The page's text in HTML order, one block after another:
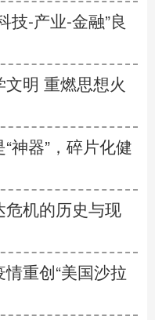
技-产业-金融”良
文明 重燃思想火
神器”，碎片化健
危机的历史与现
重创“美国沙拉